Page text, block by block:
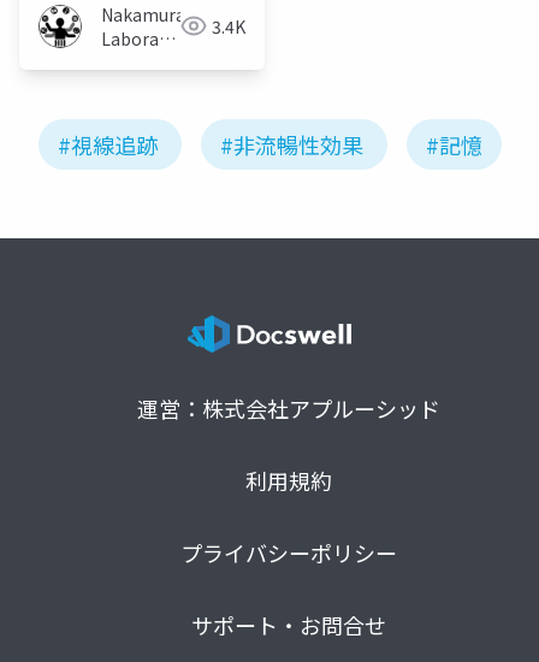
Nakamura
Laboratory
3.4K
#視線追跡 #非流暢性効果 #記憶
運営：株式会社アプルーシッド
利用規約
プライバシーポリシー
サポート・お問合せ